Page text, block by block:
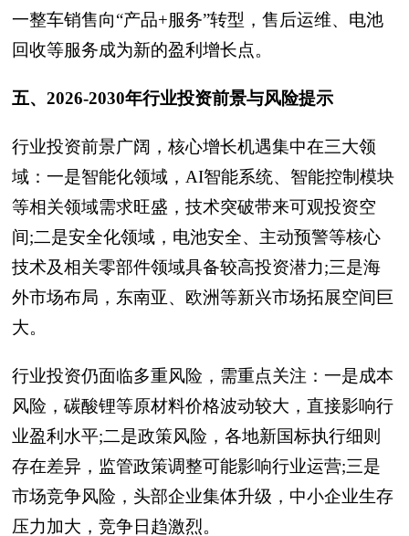
一整车销售向“产品+服务”转型，售后运维、电池
回收等服务成为新的盈利增长点。
五、2026-2030年行业投资前景与风险提示
行业投资前景广阔，核心增长机遇集中在三大领
域：一是智能化领域，AI智能系统、智能控制模块
等相关领域需求旺盛，技术突破带来可观投资空
间;二是安全化领域，电池安全、主动预警等核心
技术及相关零部件领域具备较高投资潜力;三是海
外市场布局，东南亚、欧洲等新兴市场拓展空间巨
大。
行业投资仍面临多重风险，需重点关注：一是成本
风险，碳酸锂等原材料价格波动较大，直接影响行
业盈利水平;二是政策风险，各地新国标执行细则
存在差异，监管政策调整可能影响行业运营;三是
市场竞争风险，头部企业集体升级，中小企业生存
压力加大，竞争日趋激烈。